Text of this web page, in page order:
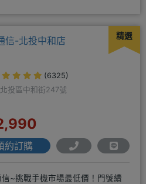
精選
信-北投中和店
(6325)
投區中和街247號
約訂購
~挑戰手機市場最低價！門號續